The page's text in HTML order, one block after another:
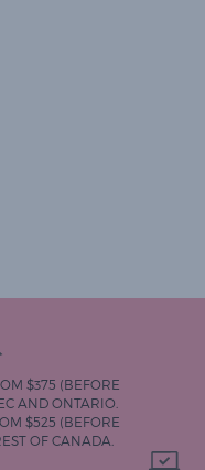
$375 (BEFORE
AND ONTARIO.
$525 (BEFORE
OF CANADA.